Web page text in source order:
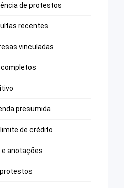
de protestos
recentes
vinculadas
presumida
de crédito
e anotações